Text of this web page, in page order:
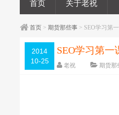
首页 关于老祝
首页 >期货那些事 > SEO学习第
2014
10-25
SEO学习第一
老祝 期货那